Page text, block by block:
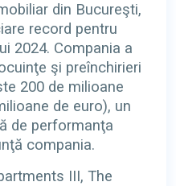
din Bucureşti,
record pentru
2024. Compania a
şi preînchirieri
200 de milioane
de euro), un
de performanţa
compania.
III, The